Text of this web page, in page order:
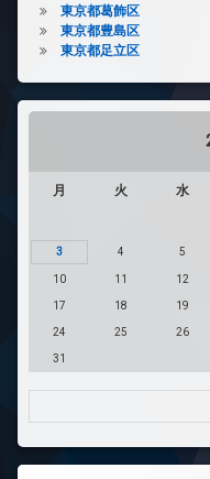
東京都葛飾区
東京都豊島区
東京都足立区
月 火 水
3 4 5
10 11 12
17 18 19
24 25 26
31